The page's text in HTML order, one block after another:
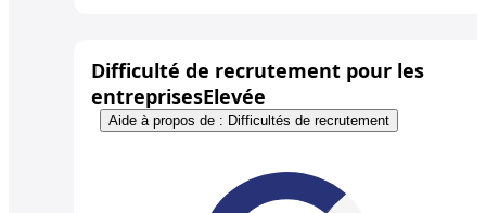
Difficulté de recrutement pour les
entreprisesElevée
Aide à propos de : Difficultés de recrutement